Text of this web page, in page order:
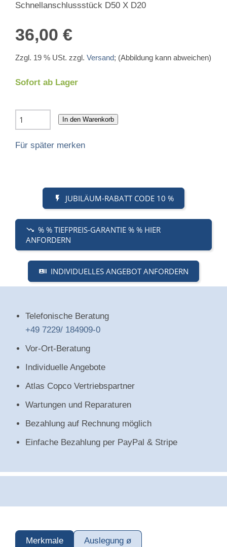
Schnellanschlussstück D50 X D20
36,00 €
Zzgl. 19 % USt. zzgl. Versand; (Abbildung kann abweichen)
Sofort ab Lager
In den Warenkorb
Für später merken
JUBILÄUM-RABATT CODE 10 %
% % TIEFPREIS-GARANTIE % % HIER
ANFORDERN
INDIVIDUELLES ANGEBOT ANFORDERN
Telefonische Beratung
+49 7229/ 184909-0
Vor-Ort-Beratung
Individuelle Angebote
Atlas Copco Vertriebspartner
Wartungen und Reparaturen
Bezahlung auf Rechnung möglich
Einfache Bezahlung per PayPal & Stripe
Merkmale Auslegung ø